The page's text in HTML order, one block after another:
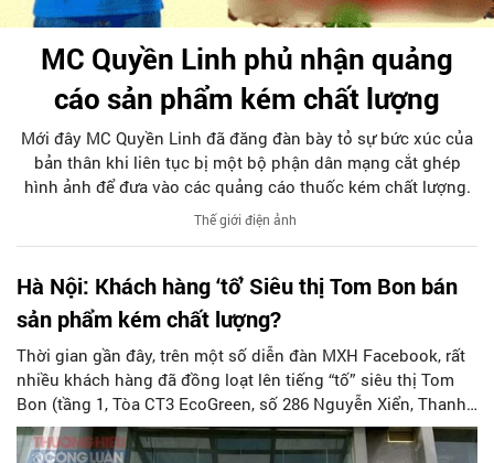
MC Quyền Linh phủ nhận quảng
cáo sản phẩm kém chất lượng
Mới đây MC Quyền Linh đã đăng đàn bày tỏ sự bức xúc của
bản thân khi liên tục bị một bộ phận dân mạng cắt ghép
hình ảnh để đưa vào các quảng cáo thuốc kém chất lượng.
Thế giới điện ảnh
Hà Nội: Khách hàng ‘tố’ Siêu thị Tom Bon bán
sản phẩm kém chất lượng?
Thời gian gần đây, trên một số diễn đàn MXH Facebook, rất
nhiều khách hàng đã đồng loạt lên tiếng “tố” siêu thị Tom
Bon (tầng 1, Tòa CT3 EcoGreen, số 286 Nguyễn Xiển, Thanh
Xuân, Hà Nội) bán sản phẩm kém chất lượng.